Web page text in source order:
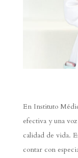
En Instituto
efectiva y una
calidad de vida.
contar con